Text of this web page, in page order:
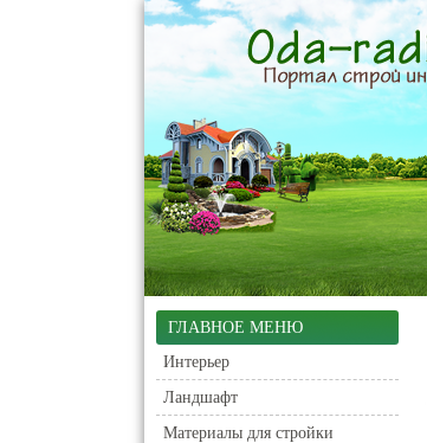
ГЛАВНОЕ МЕНЮ
Интерьер
Ландшафт
Материалы для стройки